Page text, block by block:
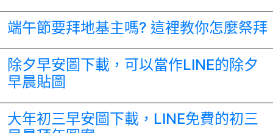
端午節要拜地基主嗎? 這裡教你怎麼祭拜
除夕早安圖下載，可以當作LINE的除夕
早晨貼圖
大年初三早安圖下載，LINE免費的初三